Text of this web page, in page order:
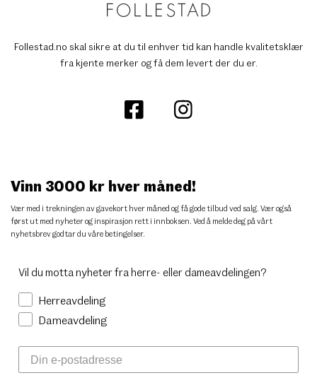
Follestad.no skal sikre at du til enhver tid kan handle kvalitetsklær
fra kjente merker og få dem levert der du er.
Vinn 3000 kr hver måned!
Vær med i trekningen av gavekort hver måned og få gode tilbud ved salg. Vær også
først ut med nyheter og inspirasjon rett i innboksen. Ved å melde deg på vårt
nyhetsbrev godtar du våre betingelser.
Vil du motta nyheter fra herre- eller dameavdelingen?
Herreavdeling
Dameavdeling